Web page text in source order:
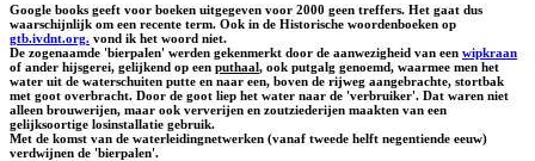
Google books geeft voor boeken uitgegeven voor 2000 geen treffers. Het gaat dus
waarschijnlijk om een recente term. Ook in de Historische woordenboeken op
gtb.ivdnt.org. vond ik het woord niet.
De zogenaamde 'bierpalen' werden gekenmerkt door de aanwezigheid van een wipkraan
of ander hijsgerei, gelijkend op een puthaal, ook putgalg genoemd, waarmee men het
water uit de waterschuiten putte en naar een, boven de rijweg aangebrachte, stortbak
met goot overbracht. Door de goot liep het water naar de 'verbruiker'. Dat waren niet
alleen brouwerijen, maar ook ververijen en zoutziederijen maakten van een
gelijksoortige losinstallatie gebruik.
Met de komst van de waterleidingnetwerken (vanaf tweede helft negentiende eeuw)
verdwijnen de 'bierpalen'.